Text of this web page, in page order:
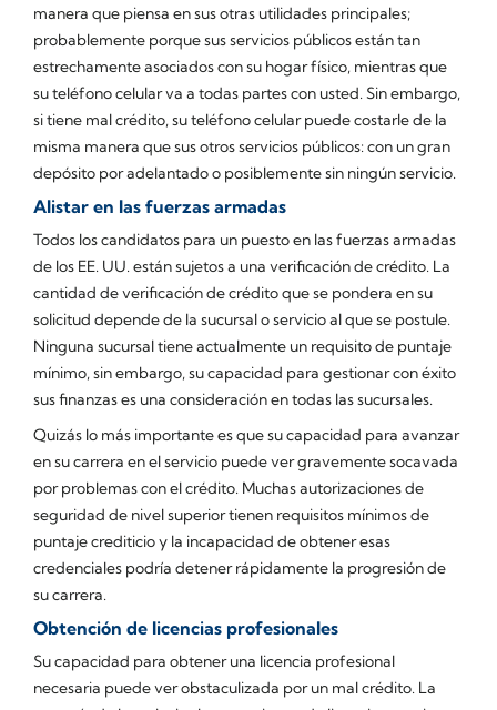
manera que piensa en sus otras utilidades principales;
probablemente porque sus servicios públicos están tan
estrechamente asociados con su hogar físico, mientras que
su teléfono celular va a todas partes con usted. Sin embargo,
si tiene mal crédito, su teléfono celular puede costarle de la
misma manera que sus otros servicios públicos: con un gran
depósito por adelantado o posiblemente sin ningún servicio.
Alistar en las fuerzas armadas
Todos los candidatos para un puesto en las fuerzas armadas
de los EE. UU. están sujetos a una verificación de crédito. La
cantidad de verificación de crédito que se pondera en su
solicitud depende de la sucursal o servicio al que se postule.
Ninguna sucursal tiene actualmente un requisito de puntaje
mínimo, sin embargo, su capacidad para gestionar con éxito
sus finanzas es una consideración en todas las sucursales.
Quizás lo más importante es que su capacidad para avanzar
en su carrera en el servicio puede ver gravemente socavada
por problemas con el crédito. Muchas autorizaciones de
seguridad de nivel superiortienen requisitos mínimos de
puntaje crediticio y la incapacidad de obtener esas
credenciales podría detener rápidamente la progresión de
su carrera.
Obtención de licencias profesionales
Su capacidad para obtener una licencia profesional
necesaria puede ver obstaculizada por un mal crédito. La